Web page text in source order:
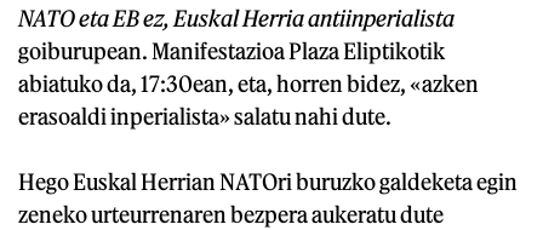
NATO eta EB ez, Euskal Herria antiinperialista
goiburupean. Manifestazioa Plaza Eliptikotik
abiatuko da, 17:30ean, eta, horren bidez, «azken
erasoaldi inperialista» salatu nahi dute.
Hego Euskal Herrian NATOri buruzko galdeketa egin
zeneko urteurrenaren bezpera aukeratu dute